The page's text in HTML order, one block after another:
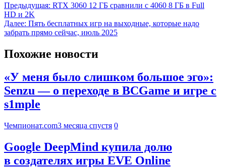
Предыдущая: RTX 3060 12 ГБ сравнили с 4060 8 ГБ в Full
HD и 2K
Далее: Пять бесплатных игр на выходные, которые надо
забрать прямо сейчас, июль 2025
Похожие новости
«У меня было слишком большое эго»:
Senzu — о переходе в BCGame и игре с
s1mple
Чемпионат.com3 месяца спустя 0
Google DeepMind купила долю
в создателях игры EVE Online